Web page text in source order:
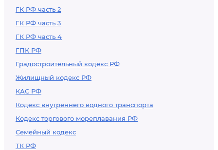
ГК РФ часть 2
ГК РФ часть 3
ГК РФ часть 4
ГПК РФ
Градостроительный кодекс РФ
Жилищный кодекс РФ
КАС РФ
Кодекс внутреннего водного транспорта
Кодекс торгового мореплавания РФ
Семейный кодекс
ТК РФ